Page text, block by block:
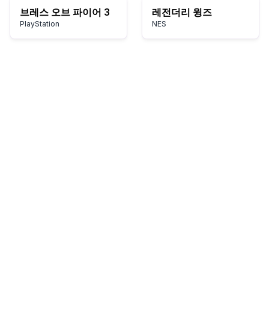
브레스 오브 파이어 3
PlayStation
레전더리 윙즈
NES